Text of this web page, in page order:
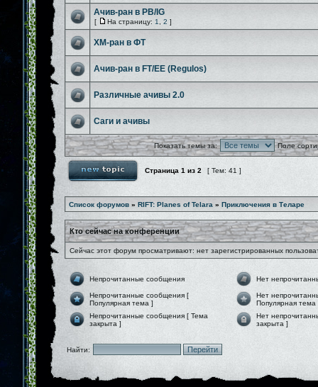
Ачив-ран в PB/IG
[ На страницу: 1 2 ]
ХМ-ран в ФТ
Ачив-ран в FT/EE (Regulos)
Различные ачивы 2.0
Саги и ачивы
Показать темы за: Поле
Страница 1 из 2 [ Тем: 41 ]
Список форумов » RIFT: Planes of Telara » Приключения в Теларе
Кто сейчас на конференции
Сейчас этот форум просматривают: нет зарегистрированных
Непрочитанные сообщения Нет
Непрочитанные сообщения [
Популярная тема ]
Нет
Популярная тема
Непрочитанные сообщения [ Тема
закрыта ]
Нет
закрыта ]
Найти: